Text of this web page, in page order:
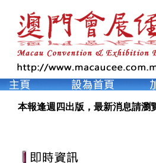
本報逢週四出版，最新消息請瀏